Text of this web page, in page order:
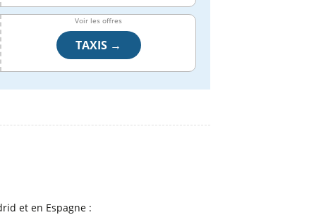
Voir les offres
TAXIS →
et en Espagne :